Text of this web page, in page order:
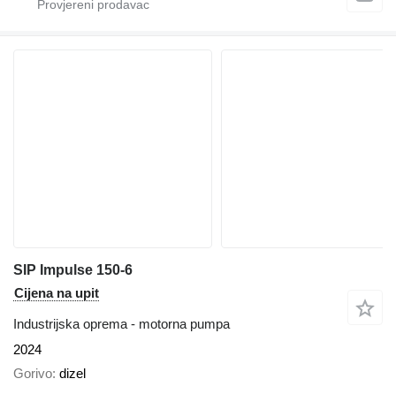
SIP Impulse 150-6
Cijena na upit
Industrijska oprema - motorna pumpa
2024
Gorivo dizel